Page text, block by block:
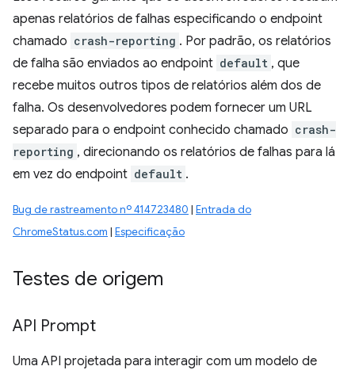
apenas relatórios de falhas especificando o endpoint
chamado crash-reporting . Por padrão, os relatórios
de falha são enviados ao endpoint default , que
recebe muitos outros tipos de relatórios além dos de
falha. Os desenvolvedores podem fornecer um URL
separado para o endpoint conhecido chamado crash-
reporting , direcionando os relatórios de falhas para lá
em vez do endpoint default .
Bug de rastreamento nº 414723480 | Entrada do
ChromeStatus.com | Especificação
Testes de origem
API Prompt
Uma API projetada para interagir com um modelo de